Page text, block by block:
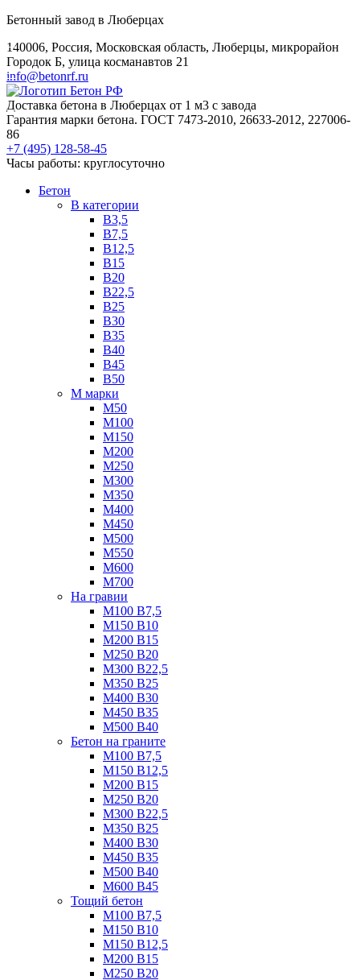
Бетонный завод в Люберцах
140006, Россия, Московская область, Люберцы, микрорайон
Городок Б, улица косманавтов 21
info@betonrf.ru
Доставка бетона в Люберцах от 1 м3 с завода
Гарантия марки бетона. ГОСТ 7473-2010, 26633-2012, 227006-
86
+7 (495) 128-58-45
Часы работы: круглосуточно
Бетон
B категории
B3,5
B7,5
B12,5
B15
B20
B22,5
B25
B30
B35
B40
B45
B50
М марки
М50
М100
М150
М200
М250
М300
М350
М400
М450
М500
М550
М600
М700
На гравии
М100 B7,5
М150 B10
М200 B15
М250 B20
М300 B22,5
М350 B25
М400 B30
М450 B35
М500 B40
Бетон на граните
М100 B7,5
М150 B12,5
М200 B15
М250 B20
М300 B22,5
М350 B25
М400 B30
М450 B35
М500 B40
М600 B45
Тощий бетон
М100 В7,5
М150 В10
М150 В12,5
М200 В15
М250 В20